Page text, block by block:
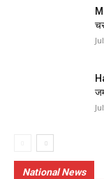
National News